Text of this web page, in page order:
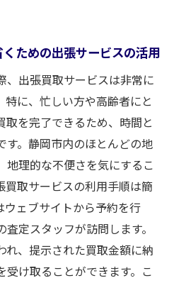
ための出張サービスの活用
、出張買取サービスは非常に
に、忙しい方や高齢者にと
取を完了できるため、時間と
す。静岡市内のほとんどの地
地理的な不便さを気にするこ
買取サービスの利用手順は簡
ェブサイトから予約を行
定スタッフが訪問します。
れ、提示された買取金額に納
け取ることができます。こ